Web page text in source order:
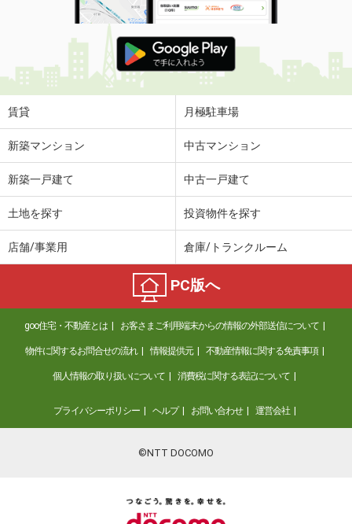
賃貸 月極駐車場
新築マンション 中古マンション
新築一戸建て 中古一戸建て
土地を探す 投資物件を探す
店舗/事業用 倉庫/トランクルーム
PC版へ
goo住宅・不動産とは お客さまご利用端末からの情報の外部送信について
物件に関するお問合せの流れ 情報提供元 不動産情報に関する免責事項
個人情報の取り扱いについて 消費税に関する表記について
プライバシーポリシー ヘルプ お問い合わせ 運営会社
©NTT DOCOMO